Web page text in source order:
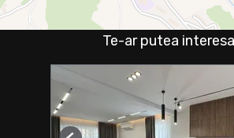
Te-ar putea